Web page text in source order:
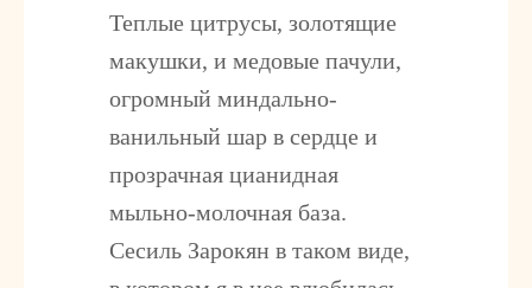
Теплые цитрусы, золотящие
макушки, и медовые пачули,
огромный миндально-
ванильный шар в сердце и
прозрачная цианидная
мыльно-молочная база.
Сесиль Зарокян в таком виде,